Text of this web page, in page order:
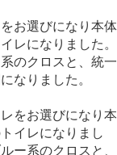
お選びになり本体
レになりました。
のクロスと、統一
なりました。